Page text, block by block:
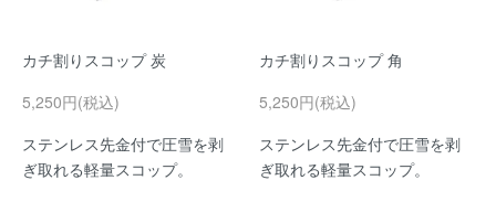
カチ割りスコップ 炭
5,250円(税込)
ステンレス先金付で圧雪を剥
ぎ取れる軽量スコップ。
カチ割りスコップ 角
5,250円(税込)
ステンレス先金付で圧雪を剥
ぎ取れる軽量スコップ。